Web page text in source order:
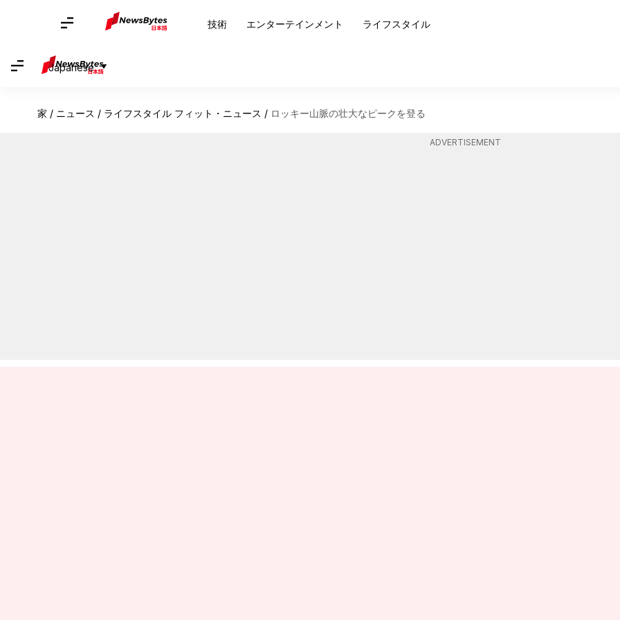
技術 エンターテインメント ライフスタイル
Japanese
家 / ニュース / ライフスタイル フィット・ニュース / ロッキー山脈の壮大なピークを登る
ADVERTISEMENT